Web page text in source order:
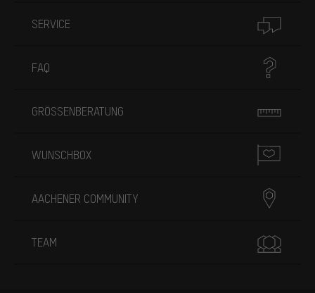
SERVICE
FAQ
GRÖSSENBERATUNG
WUNSCHBOX
AACHENER COMMUNITY
TEAM